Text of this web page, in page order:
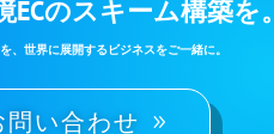
のスキーム構築を。
、世界に展開するビジネスをご一緒に。
問い合わせ